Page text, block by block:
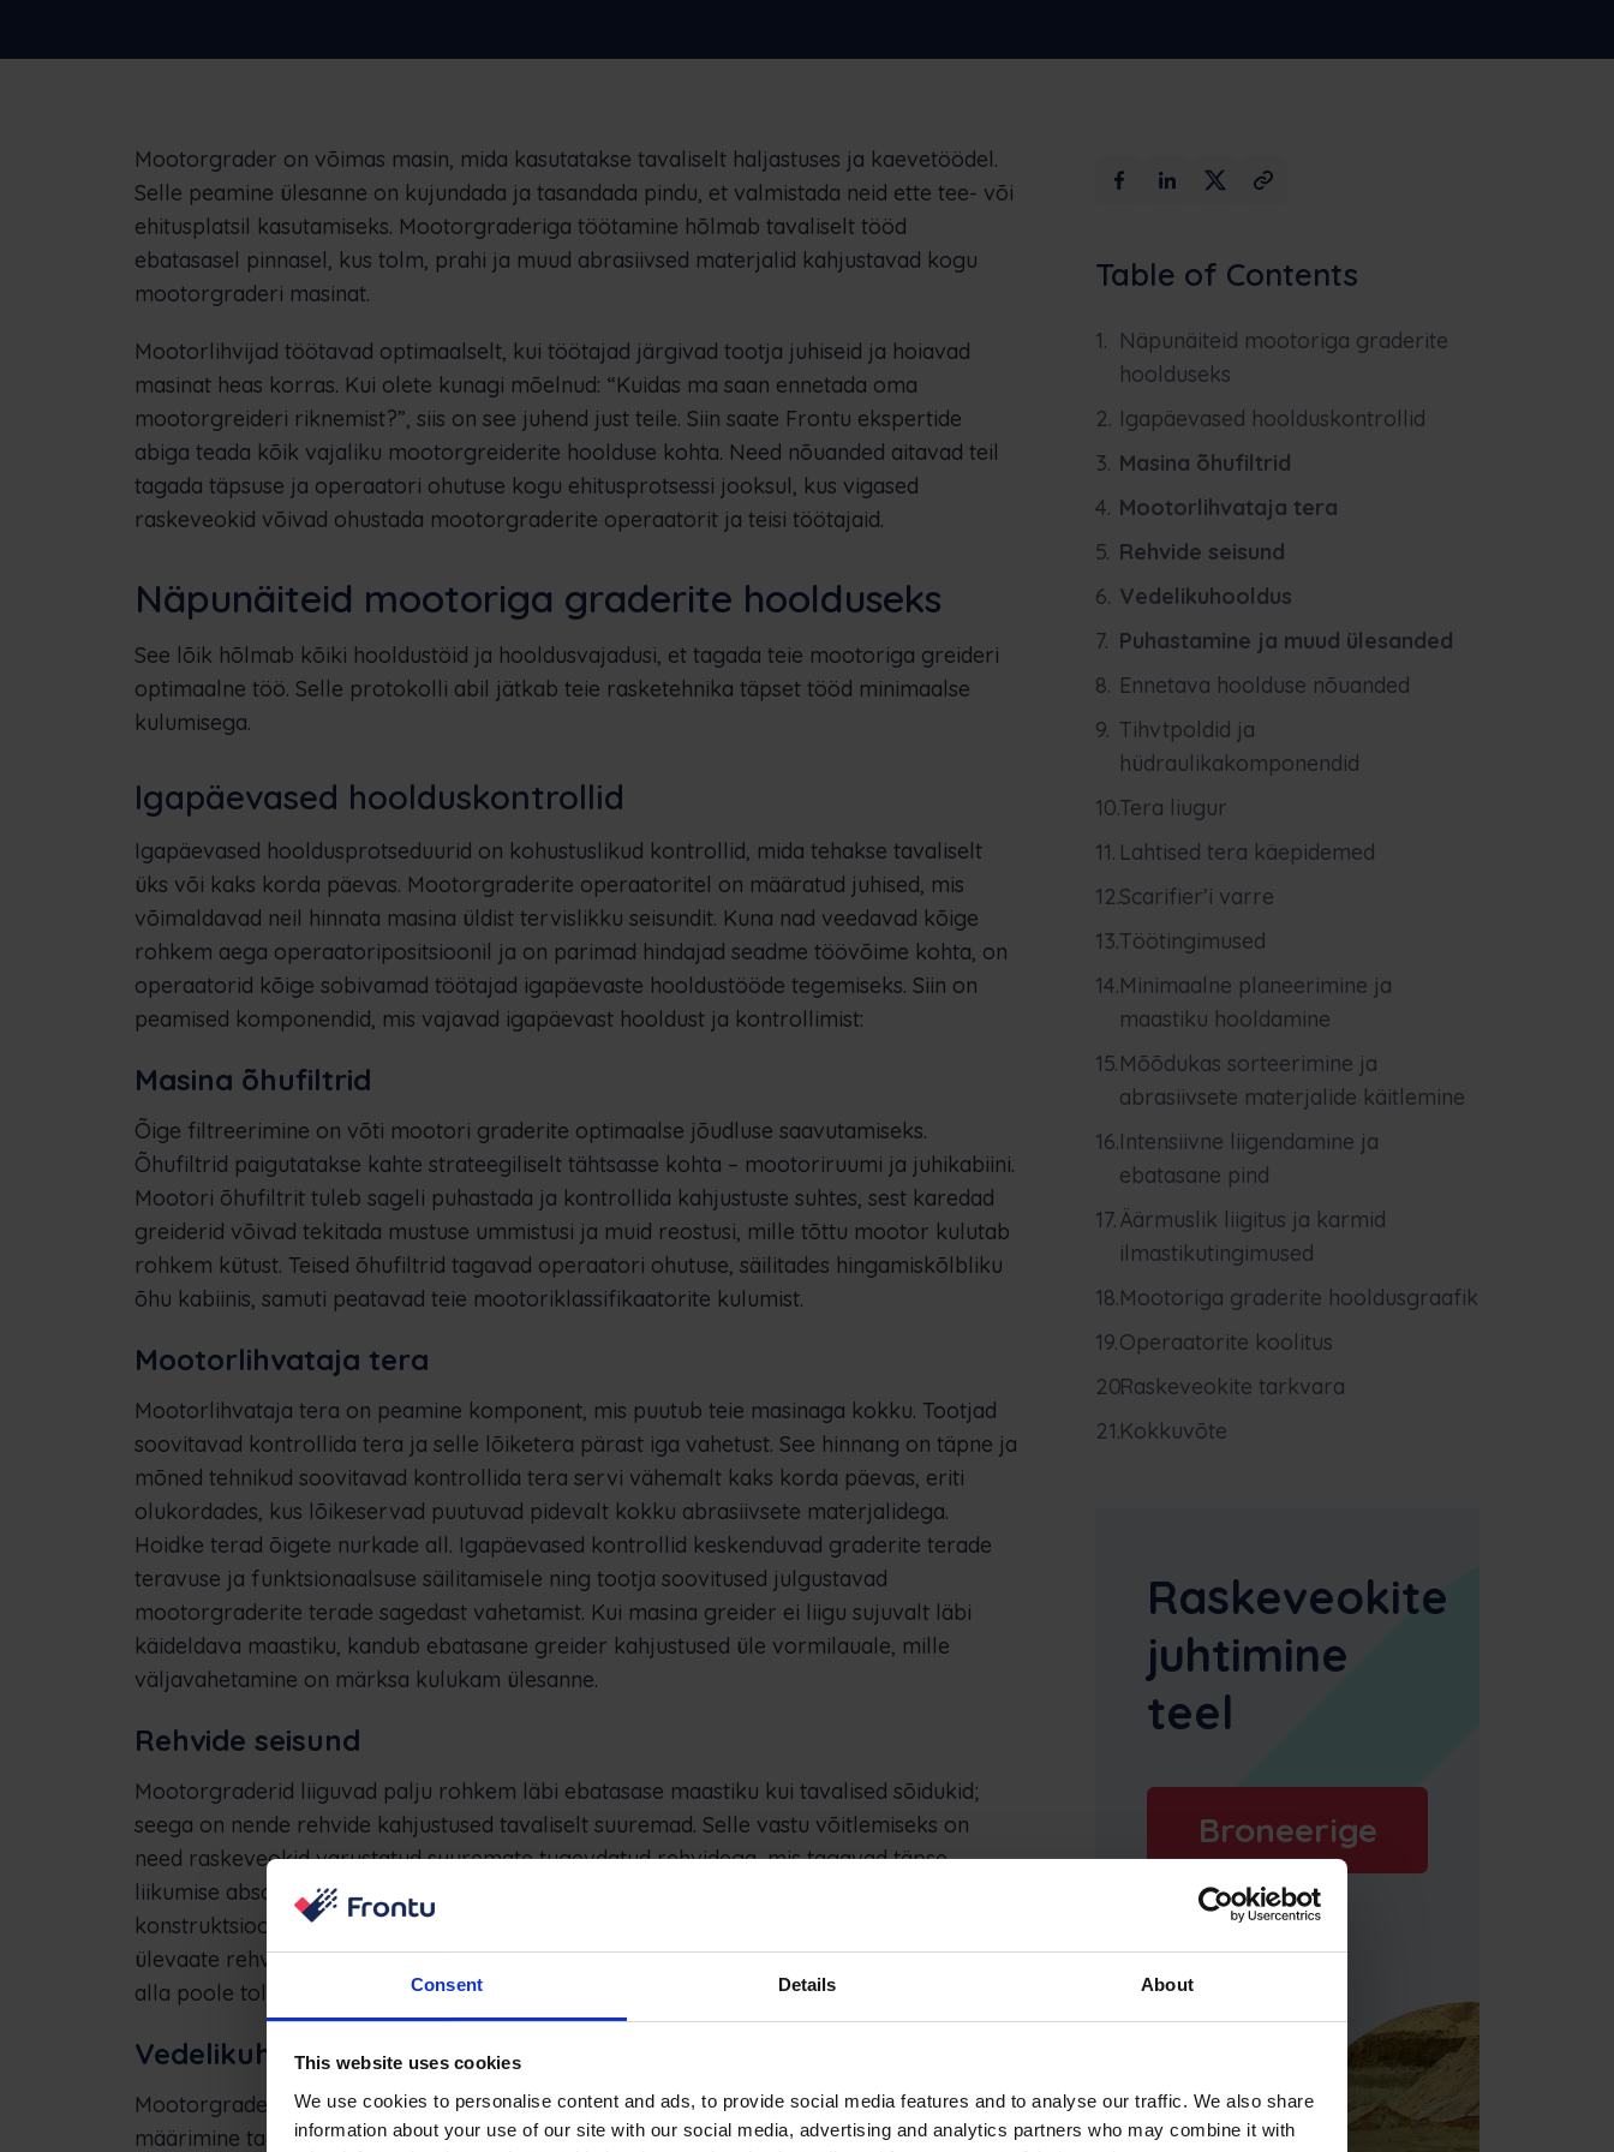
Consent Details About
This website uses cookies
We use cookies to personalise content and ads, to provide social media features and to analyse our traffic. We also share
information about your use of our site with our social media, advertising and analytics partners who may combine it with
Mootorgrader on võimas masin, mida kasutatakse tavaliselt haljastuses ja kaevetöödel.
Selle peamine ülesanne on kujundada ja tasandada pindu, et valmistada neid ette tee- või
ehitusplatsil kasutamiseks. Mootorgraderiga töötamine hõlmab tavaliselt tööd
ebatasasel pinnasel, kus tolm, prahi ja muud abrasiivsed materjalid kahjustavad kogu
mootorgraderi masinat.
Mootorlihvijad töötavad optimaalselt, kui töötajad järgivad tootja juhiseid ja hoiavad
masinat heas korras. Kui olete kunagi mõelnud: “Kuidas ma saan ennetada oma
mootorgreideri riknemist?”, siis on see juhend just teile. Siin saate Frontu ekspertide
abiga teada kõik vajaliku mootorgreiderite hoolduse kohta. Need nõuanded aitavad teil
tagada täpsuse ja operaatori ohutuse kogu ehitusprotsessi jooksul, kus vigased
raskeveokid võivad ohustada mootorgraderite operaatorit ja teisi töötajaid.
Näpunäiteid mootoriga graderite hoolduseks
See lõik hõlmab kõiki hooldustöid ja hooldusvajadusi, et tagada teie mootoriga greideri
optimaalne töö. Selle protokolli abil jätkab teie rasketehnika täpset tööd minimaalse
kulumisega.
Igapäevased hoolduskontrollid
Igapäevased hooldusprotseduurid on kohustuslikud kontrollid, mida tehakse tavaliselt
üks või kaks korda päevas. Mootorgraderite operaatoritel on määratud juhised, mis
võimaldavad neil hinnata masina üldist tervislikku seisundit. Kuna nad veedavad kõige
rohkem aega operaatoripositsioonil ja on parimad hindajad seadme töövõime kohta, on
operaatorid kõige sobivamad töötajad igapäevaste hooldustööde tegemiseks. Siin on
peamised komponendid, mis vajavad igapäevast hooldust ja kontrollimist:
Masina õhufiltrid
Õige filtreerimine on võti mootori graderite optimaalse jõudluse saavutamiseks.
Õhufiltrid paigutatakse kahte strateegiliselt tähtsasse kohta – mootoriruumi ja juhikabiini.
Mootori õhufiltrit tuleb sageli puhastada ja kontrollida kahjustuste suhtes, sest karedad
greiderid võivad tekitada mustuse ummistusi ja muid reostusi, mille tõttu mootor kulutab
rohkem kütust. Teised õhufiltrid tagavad operaatori ohutuse, säilitades hingamiskõlbliku
õhu kabiinis, samuti peatavad teie mootoriklassifikaatorite kulumist.
Mootorlihvataja tera
Mootorlihvataja tera on peamine komponent, mis puutub teie masinaga kokku. Tootjad
soovitavad kontrollida tera ja selle lõiketera pärast iga vahetust. See hinnang on täpne ja
mõned tehnikud soovitavad kontrollida tera servi vähemalt kaks korda päevas, eriti
olukordades, kus lõikeservad puutuvad pidevalt kokku abrasiivsete materjalidega.
Hoidke terad õigete nurkade all. Igapäevased kontrollid keskenduvad graderite terade
teravuse ja funktsionaalsuse säilitamisele ning tootja soovitused julgustavad
mootorgraderite terade sagedast vahetamist. Kui masina greider ei liigu sujuvalt läbi
käideldava maastiku, kandub ebatasane greider kahjustused üle vormilauale, mille
väljavahetamine on märksa kulukam ülesanne.
Rehvide seisund
Mootorgraderid liiguvad palju rohkem läbi ebatasase maastiku kui tavalised sõidukid;
seega on nende rehvide kahjustused tavaliselt suuremad. Selle vastu võitlemiseks on
need raskeveokid varustatud suuremate tugevdatud rehvidega, mis tagavad täpse
liikumise absoluutselt minimaalse vastupanuga. Graderite rehvid on erineva turvise
konstruktsiooniga ja operaator kontrollib neid, kontrollides rehvirõhku ning tehes üldise
ülevaate rehvide ja nende seisukorra kohta, veendudes, et turvise sügavus ei ole kunagi
alla poole tolli.
Vedelikuhooldus
Mootorgraderitel on palju mehaanilisi osi, mis omavahel kokku puutuvad, ning
määrimine tagab, et liikuvad osad on vähem mõjutatud veojõust ja abrasiivsetest
Table of Contents
Näpunäiteid mootoriga graderite
hoolduseks
Igapäevased hoolduskontrollid
Masina õhufiltrid
Mootorlihvataja tera
Rehvide seisund
Vedelikuhooldus
Puhastamine ja muud ülesanded
Ennetava hoolduse nõuanded
Tihvtpoldid ja
hüdraulikakomponendid
Tera liugur
Lahtised tera käepidemed
Scarifier’i varre
Töötingimused
Minimaalne planeerimine ja
maastiku hooldamine
Mõõdukas sorteerimine ja
abrasiivsete materjalide käitlemine
Intensiivne liigendamine ja
ebatasane pind
Äärmuslik liigitus ja karmid
ilmastikutingimused
Mootoriga graderite hooldusgraafik
Operaatorite koolitus
Raskeveokite tarkvara
Kokkuvõte
Raskeveokite
juhtimine
teel
Broneerige
demo